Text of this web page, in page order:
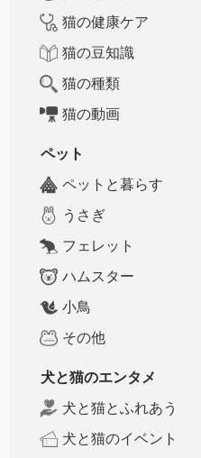
猫の健康ケア
猫の豆知識
猫の種類
猫の動画
ペット
ペットと暮らす
うさぎ
フェレット
ハムスター
小鳥
その他
犬と猫のエンタメ
犬と猫とふれあう
犬と猫のイベント